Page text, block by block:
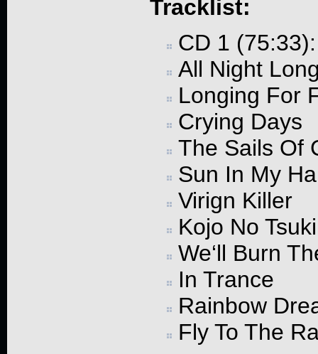
Tracklist:
CD 1 (75:33):
All Night
Longing For
Crying Days
The Sails Of
Sun In My
Virign Killer
Kojo No Tsuki
We‘ll Burn
In Trance
Rainbow
Fly To The